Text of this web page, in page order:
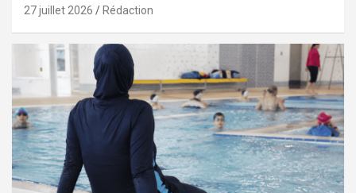
27 juillet 2026 Rédaction